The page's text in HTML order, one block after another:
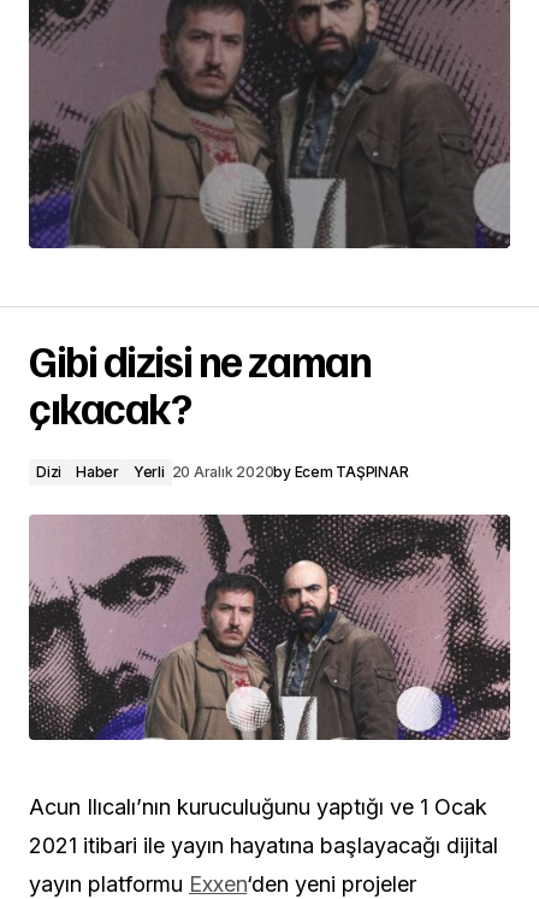
Gibi dizisi ne zaman
çıkacak?
Dizi Haber Yerli 20 Aralık 2020by Ecem TAŞPINAR
Acun Ilıcalı’nın kuruculuğunu yaptığı ve 1 Ocak
2021 itibari ile yayın hayatına başlayacağı dijital
yayın platformu Exxen‘den yeni projeler